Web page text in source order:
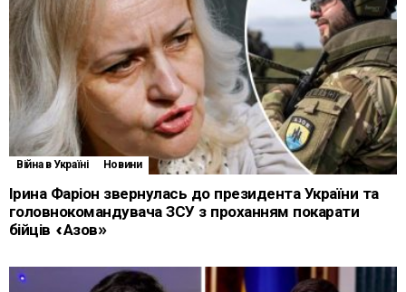
Війна в Україні Новини
Ірина Фаріон звернулась до президента України та
головнокомандувача ЗСУ з проханням покарати
бійців «Азов»